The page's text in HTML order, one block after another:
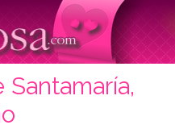
Santamaría,